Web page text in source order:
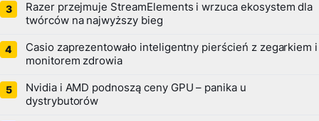
Razer przejmuje StreamElements i wrzuca ekosystem dla
twórców na najwyższy bieg
Casio zaprezentowało inteligentny pierścień z zegarkiem i
monitorem zdrowia
Nvidia i AMD podnoszą ceny GPU – panika u
dystrybutorów